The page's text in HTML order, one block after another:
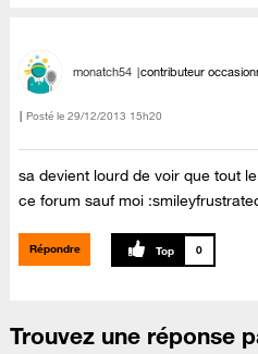
monatch54 contributeur
Posté le ‎29/12/2013 15h20
sa devient lourd de voir que tout
ce forum sauf moi
Répondre 0
Trouvez une réponse